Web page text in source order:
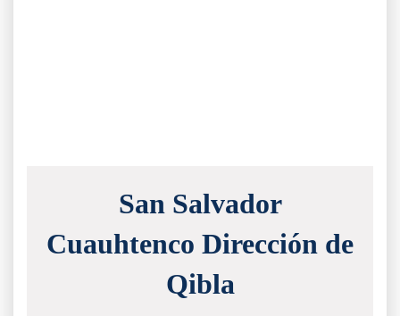
San Salvador
Cuauhtenco Dirección de
Qibla